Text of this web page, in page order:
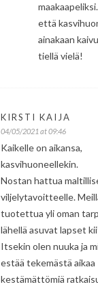
että
ainakaan
tiellä vielä!
KIRSTI KAIJA
04/05/2021 at 09:46
Kaikelle on aikansa,
kasvihuoneellekin.
Nostan hattua
viljelytavoitteelle.
tuotettua yli oman
lähellä asuvat lapset
Itsekin olen nuuka ja
estää tekemästä aikaa
kestämättömiä